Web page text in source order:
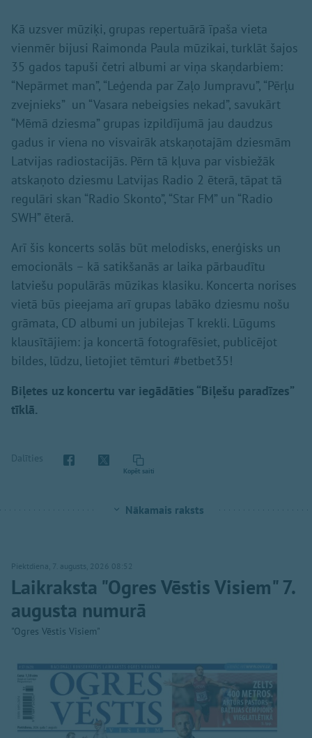
Kā uzsver mūziķi, grupas repertuārā īpaša vieta
vienmēr bijusi Raimonda Paula mūzikai, turklāt šajos
35 gados tapuši četri albumi ar viņa skaņdarbiem:
“Nepārmet man”, “Leģenda par Zaļo Jumpravu”, “Pērļu
zvejnieks” un “Vasara nebeigsies nekad”, savukārt
“Mēmā dziesma” grupas izpildījumā jau daudzus
gadus ir viena no visvairāk atskaņotajām dziesmām
Latvijas radiostacijās. Pērn tā kļuva par visbiežāk
atskaņoto dziesmu Latvijas Radio 2 ēterā, tāpat tā
regulāri skan “Radio Skonto”, “Star FM” un “Radio
SWH” ēterā.
Arī šis koncerts solās būt melodisks, enerģisks un
emocionāls – kā satikšanās ar laika pārbaudītu
latviešu populārās mūzikas klasiku. Koncerta norises
vietā būs pieejama arī grupas labāko dziesmu nošu
grāmata, CD albumi un jubilejas T krekli. Lūgums
klausītājiem: ja koncertā fotografēsiet, publicējot
bildes, lūdzu, lietojiet tēmturi #betbet35!
Biļetes uz koncertu var iegādāties “Biļešu paradīzes”
tīklā.
Dalīties
Kopēt saiti
Nākamais raksts
Piektdiena, 7. augusts, 2026 08:52
Laikraksta "Ogres Vēstis Visiem" 7.
augusta numurā
"Ogres Vēstis Visiem"